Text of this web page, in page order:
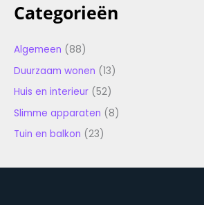
Categorieën
Algemeen (88)
Duurzaam wonen (13)
Huis en interieur (52)
Slimme apparaten (8)
Tuin en balkon (23)